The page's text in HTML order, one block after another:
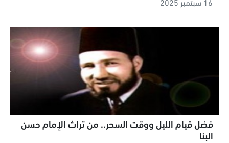
فضل قيام الليل ووقت السحر.. من تراث الإمام حسن
البنا